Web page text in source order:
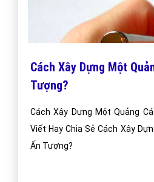
Cách Xây Dựng Một
Tượng?
Cách Xây Dựng Một Quảng Cáo TVC Ấn Tượng?
Viết Hay Chia Sẻ Cách Xây
Ấn Tượng?